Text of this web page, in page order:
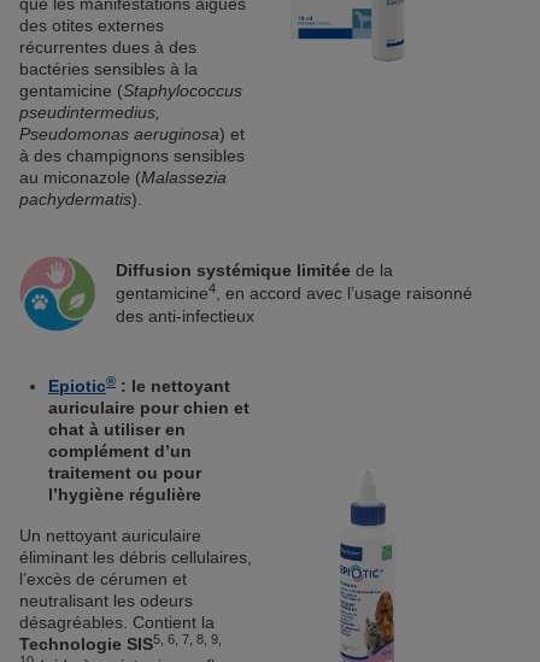
que les manifestations aiguës
des otites externes
récurrentes dues à des
bactéries sensibles à la
gentamicine (Staphylococcus
pseudintermedius,
Pseudomonas aeruginosa) et
à des champignons sensibles
au miconazole (Malassezia
pachydermatis).
Diffusion systémique limitée de la
gentamicine4, en accord avec l’usage raisonné
des anti-infectieux
Epiotic® : le nettoyant
auriculaire pour chien et
chat à utiliser en
complément d’un
traitement ou pour
l’hygiène régulière
Un nettoyant auriculaire
éliminant les débris cellulaires,
l’excès de cérumen et
neutralisant les odeurs
désagréables. Contient la
Technologie SIS5, 6, 7, 8, 9,